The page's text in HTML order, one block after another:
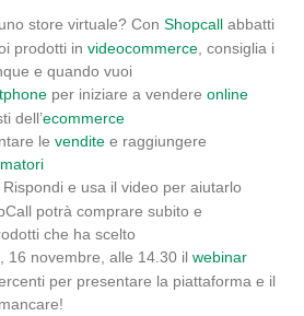
store virtuale? Con Shopcall abbatti
prodotti in videocommerce , consiglia i
e quando vuoi
per iniziare a vendere online
dell’ecommerce
le vendite e raggiungere
e usa il video per aiutarlo
potrà comprare subito e
che ha scelto
16 novembre, alle 14.30 il webinar
per presentare la piattaforma e il